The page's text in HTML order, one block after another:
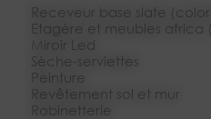
Receveur base slate
Etagère et meubles africa
Miroir Led
Sèche-serviettes
Peinture
Revêtement sol et mur
Robinetterie